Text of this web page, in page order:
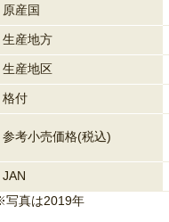
原産国
生産地方
生産地区
格付
参考小売価格(税込)
JAN
写真は2019年